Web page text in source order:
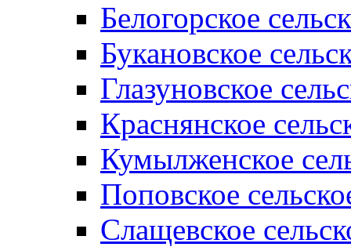
Белогорское
Букановское
Глазуновское
Краснянское
Кумылженское
Поповское
Слащевское